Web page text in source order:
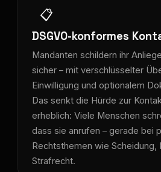
📋
DSGVO-konformes
Mandanten schildern ihr
sicher – mit verschlüsselter
Einwilligung und optionalem
Das senkt die Hürde zur
erheblich: Viele Menschen
dass sie anrufen – gerade bei
Rechtsthemen wie Scheidung,
Strafrecht.